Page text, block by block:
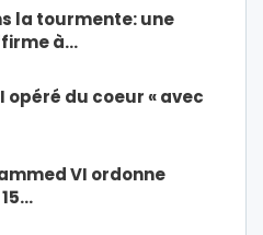
la tourmente: une
à…
opéré du coeur « avec
VI ordonne